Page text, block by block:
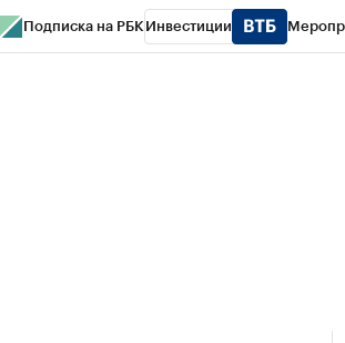
Подписка на РБК Инвестиции